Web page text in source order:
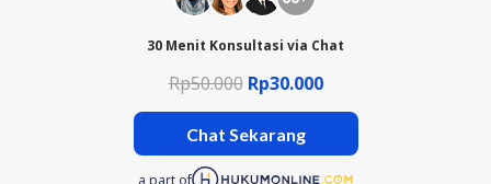
30 Menit Konsultasi via Chat
Rp50.000 Rp30.000
Chat Sekarang
a part of